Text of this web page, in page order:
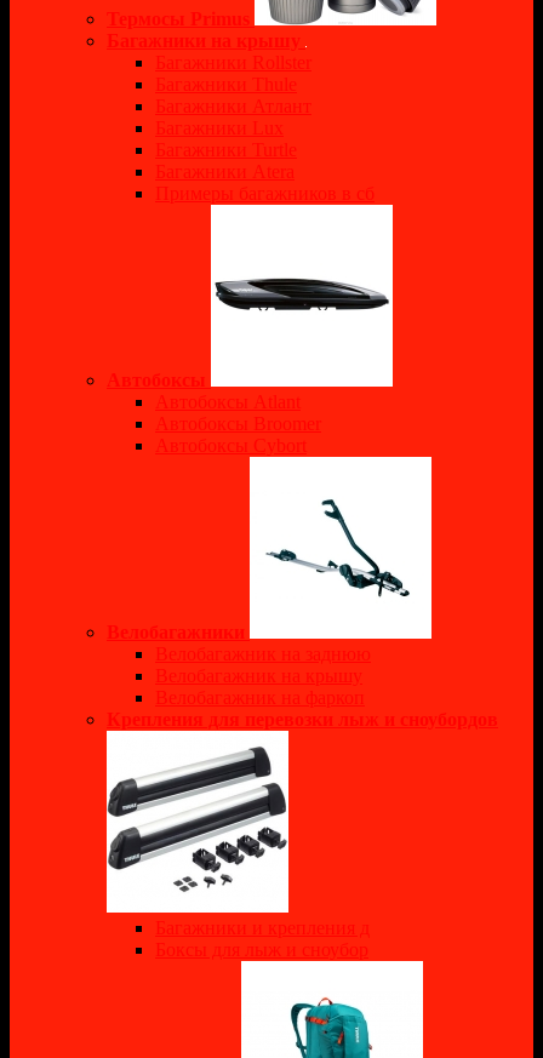
Термосы Primus
Багажники на крышу
Багажники Rollster
Багажники Thule
Багажники Атлант
Багажники Lux
Багажники Turtle
Багажники Atera
Примеры багажников в сб
Автобоксы
Автобоксы Atlant
Автобоксы Broomer
Автобоксы Cybort
Велобагажники
Велобагажник на заднюю
Велобагажник на крышу
Велобагажник на фаркоп
Крепления для перевозки лыж и сноубордов
Багажники и крепления д
Боксы для лыж и сноубор